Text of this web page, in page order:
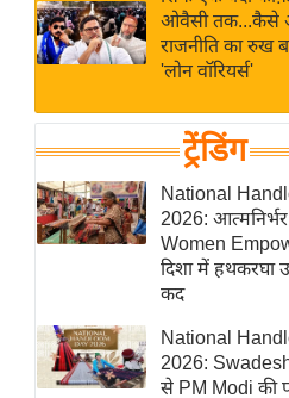
ई-पेपर
मिसाल बेमिसाल
शख्सियत
यंग इंडिया
साहित्य जगत
ऑटो वर्ल्ड
न्यूज ब्रीफ
मनोरंजन जगत
बॉलीवुड
हॉलीवुड
फिल्म समीक्षा
ओवैसी तक...कैसे
राजनीति का रुख
'लोन वॉरियर्स'
ट्रेंडिंग
National
2026:
Women
दिशा में हथकरघा
कद
National
2026:
से PM Modi की